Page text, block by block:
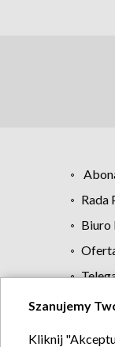
Rada
Biuro
Szanujemy
Kliknij